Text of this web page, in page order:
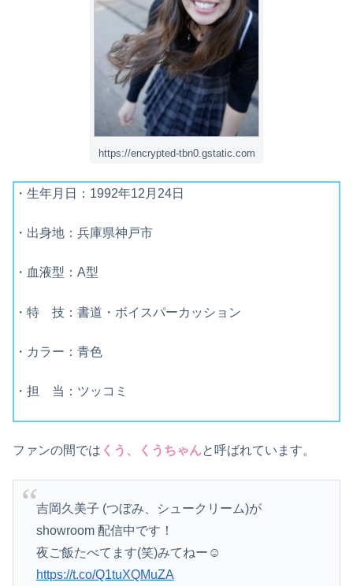
https://encrypted-tbn0.gstatic.com
・生年月日：1992年12月24日
・出身地：兵庫県神戸市
・血液型：A型
・特 技：書道・ボイスパーカッション
・カラー：青色
・担 当：ツッコミ
ファンの間では くう、くうちゃんと呼ばれています。
吉岡久美子 (つぼみ、シュークリーム)が
showroom 配信中です！
夜ご飯たべてます(笑)みてねー☺️
https://t.co/Q1tuXQMuZA